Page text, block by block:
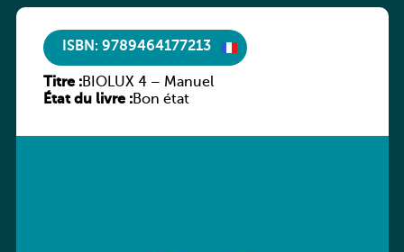
ISBN: 9789464177213
Titre :BIOLUX 4 – Manuel
État du livre :Bon état